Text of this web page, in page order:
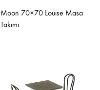
Moon 70×70 Louise Masa
Takımı